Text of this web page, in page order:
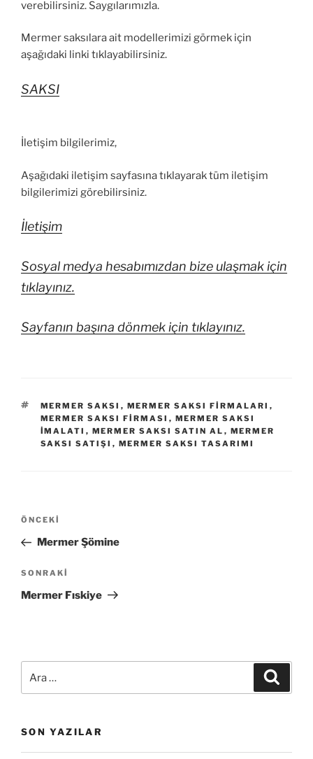
verebilirsiniz. Saygılarımızla.
Mermer saksılara ait modellerimizi görmek için
aşağıdaki linki tıklayabilirsiniz.
SAKSI
İletişim bilgilerimiz,
Aşağıdaki iletişim sayfasına tıklayarak tüm iletişim
bilgilerimizi görebilirsiniz.
İletişim
Sosyal medya hesabımızdan bize ulaşmak için
tıklayınız.
Sayfanın başına dönmek için tıklayınız.
MERMER SAKSI , MERMER SAKSI FIRMALARI ,
MERMER SAKSI FIRMASI , MERMER SAKSI
IMALATI , MERMER SAKSI SATIN AL , MERMER
SAKSI SATIŞI , MERMER SAKSI TASARIMI
ÖNCEKI
Mermer Şömine
SONRAKI
Mermer Fıskiye
SON YAZILAR